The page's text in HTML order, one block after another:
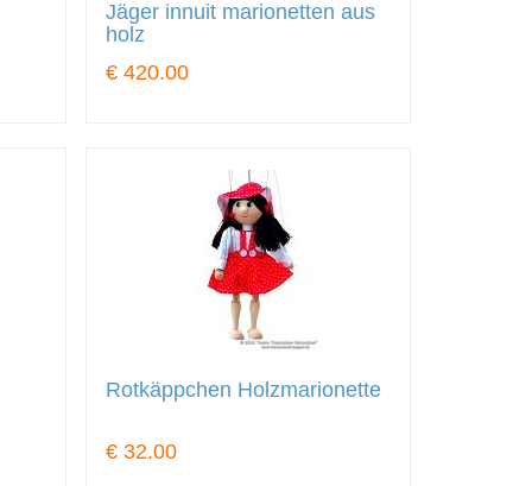
Jäger innuit marionetten aus
holz
€ 420.00
Rotkäppchen Holzmarionette
€ 32.00